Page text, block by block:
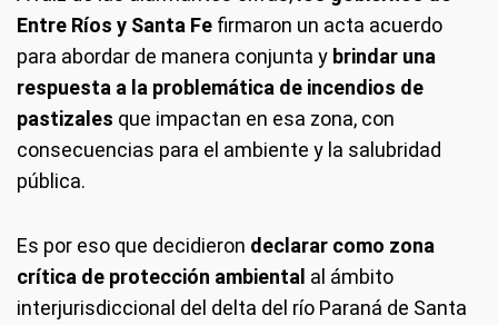
Entre Ríos y Santa Fe firmaron un acta acuerdo
para abordar de manera conjunta y brindar una
respuesta a la problemática de incendios de
pastizales que impactan en esa zona, con
consecuencias para el ambiente y la salubridad
pública.
Es por eso que decidieron declarar como zona
crítica de protección ambiental al ámbito
interjurisdiccional del delta del río Paraná de Santa